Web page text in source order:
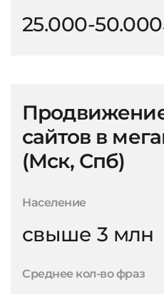
25.000-
сайтов в
(Мск, Спб)
Население
свыше 3 млн
Среднее кол-во фраз